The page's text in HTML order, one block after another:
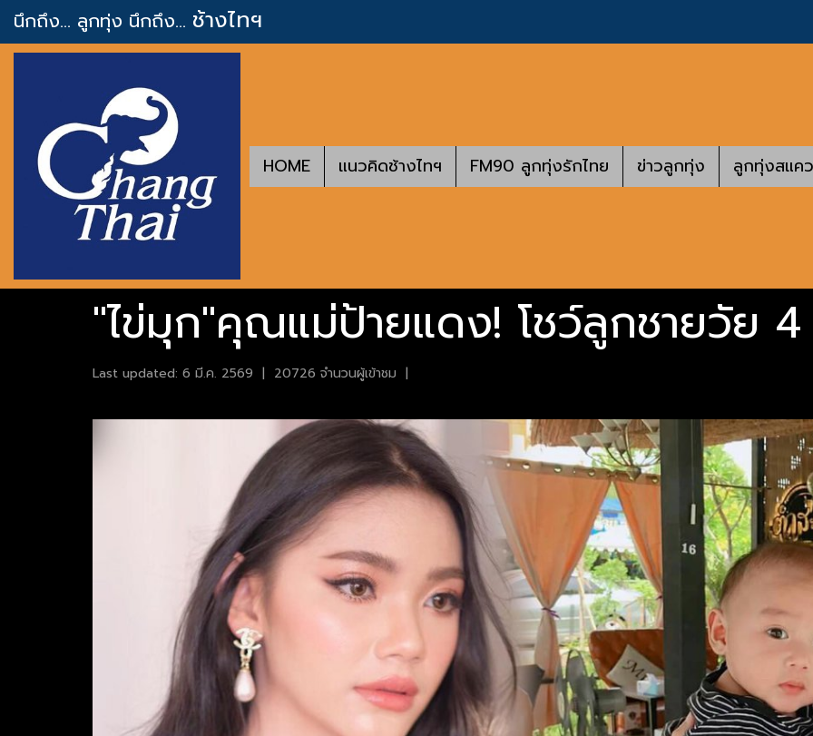
นึกถึง... ลูกทุ่ง นึกถึง... ช้างไทฯ
HOME แนวคิดช้างไทฯ FM90 ลูกทุ่งรักไทย ข่าวลูกทุ่ง ลูกทุ่งสแค
"ไข่มุก"คุณแม่ป้ายแดง! โชว์ลูกชายวัย
Last updated: 6 มี.ค. 2569 | 20726 จำนวนผู้เข้าชม |